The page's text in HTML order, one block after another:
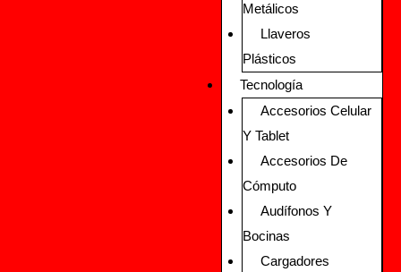
Metálicos
Llaveros
Plásticos
Tecnología
Accesorios Celular
Y Tablet
Accesorios De
Cómputo
Audífonos Y
Bocinas
Cargadores